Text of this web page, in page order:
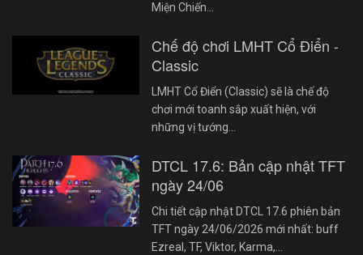
Miện Chiến…
Chế độ chơi LMHT Cổ Điển -
Classic
LMHT Cổ Điển (Classic) sẽ là chế độ
chơi mới toanh sắp xuất hiện, với
những vị tướng…
DTCL 17.6: Bản cập nhật TFT
ngày 24/06
Chi tiết cập nhật DTCL 17.6 phiên bản
TFT ngày 24/06/2026 mới nhất: buff
Ezreal, TF, Viktor, Karma,…